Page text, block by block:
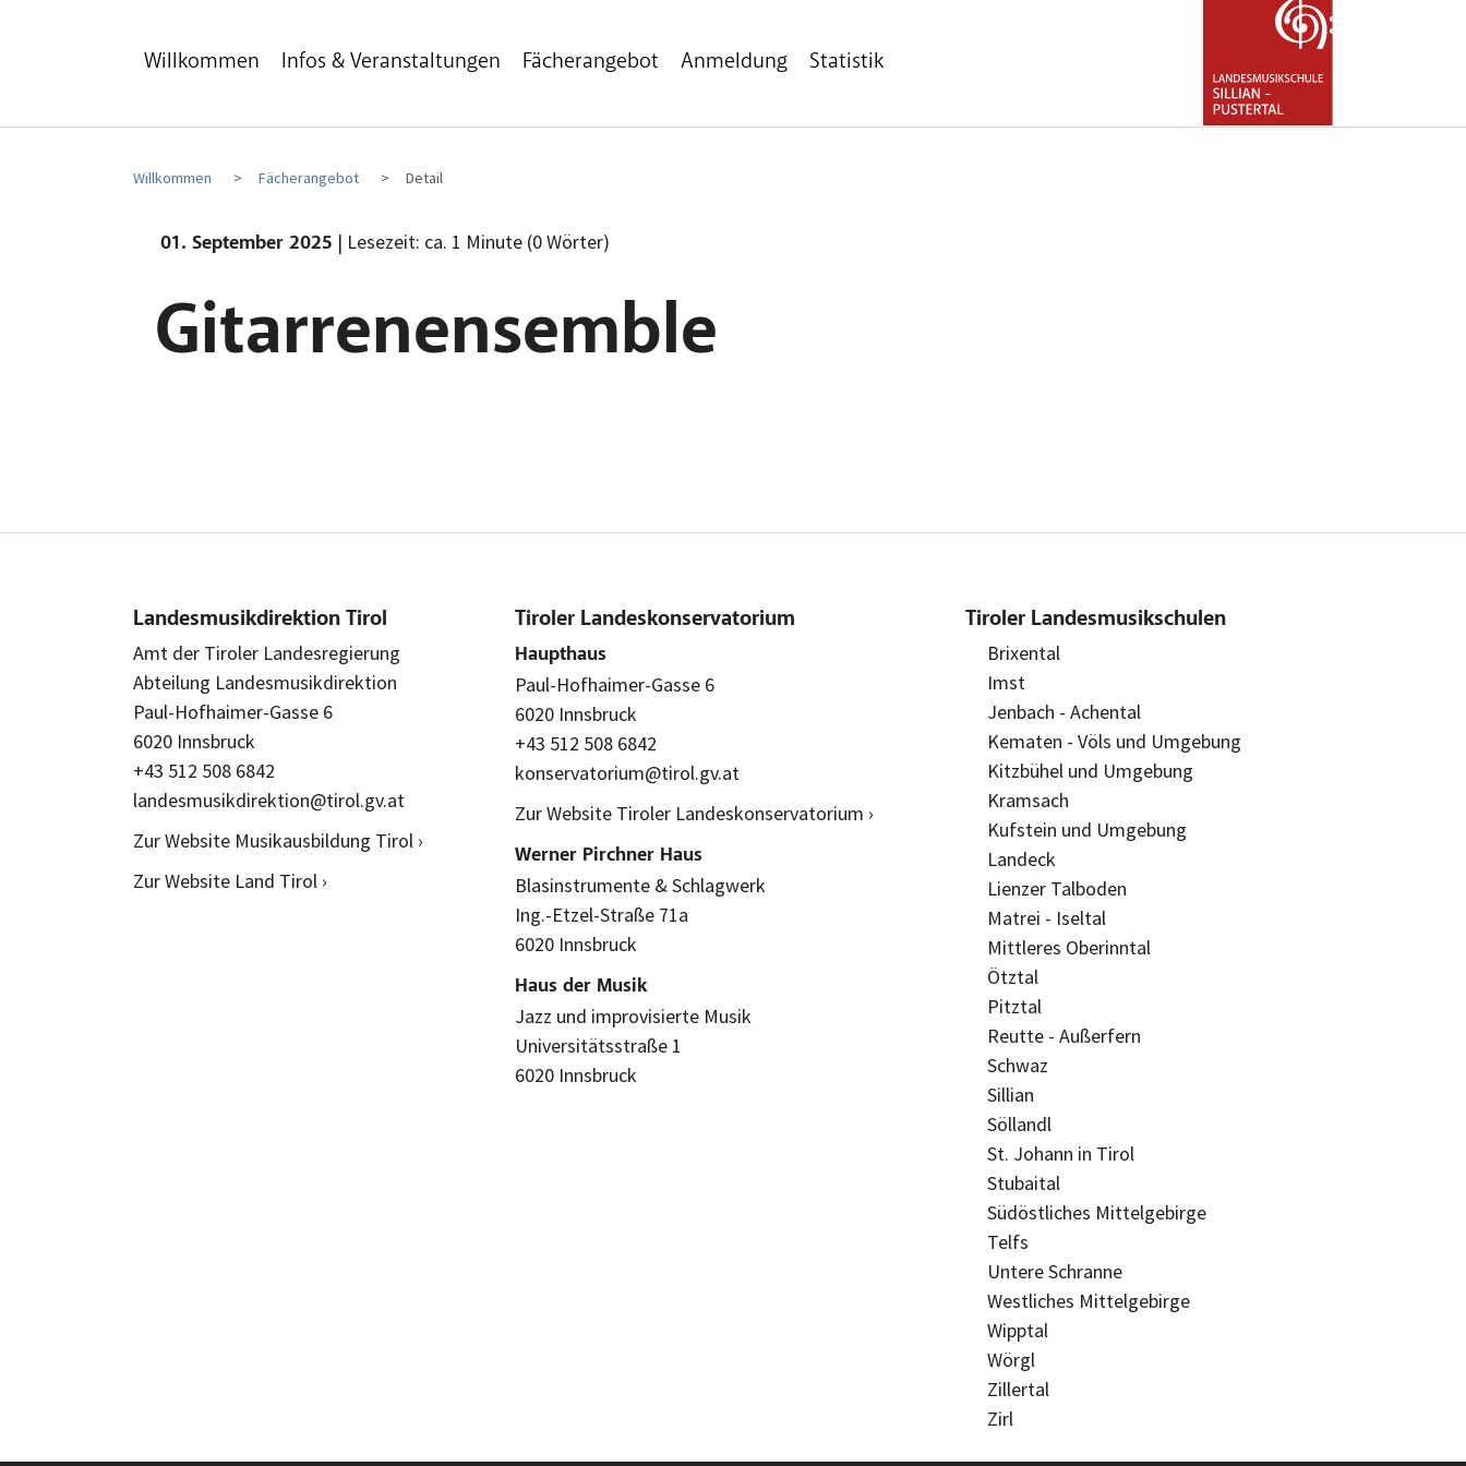
Willkommen Infos & Veranstaltungen Fächerangebot Anmeldung Statistik
Willkommen Fächerangebot Detail
01. September 2025 | Lesezeit: ca. 1 Minute (0 Wörter)
Gitarrenensemble
Landesmusikdirektion Tirol
Amt der Tiroler Landesregierung
Abteilung Landesmusikdirektion
Paul-Hofhaimer-Gasse 6
6020 Innsbruck
+43 512 508 6842
landesmusikdirektion@tirol.gv.at
Zur Website Musikausbildung Tirol ›
Zur Website Land Tirol ›
Tiroler Landeskonservatorium
Haupthaus
Paul-Hofhaimer-Gasse 6
6020 Innsbruck
+43 512 508 6842
konservatorium@tirol.gv.at
Zur Website Tiroler Landeskonservatorium ›
Werner Pirchner Haus
Blasinstrumente & Schlagwerk
Ing.-Etzel-Straße 71a
6020 Innsbruck
Haus der Musik
Jazz und improvisierte Musik
Universitätsstraße 1
6020 Innsbruck
Tiroler Landesmusikschulen
Brixental
Imst
Jenbach - Achental
Kematen - Völs und Umgebung
Kitzbühel und Umgebung
Kramsach
Kufstein und Umgebung
Landeck
Lienzer Talboden
Matrei - Iseltal
Mittleres Oberinntal
Ötztal
Pitztal
Reutte - Außerfern
Schwaz
Sillian
Söllandl
St. Johann in Tirol
Stubaital
Südöstliches Mittelgebirge
Telfs
Untere Schranne
Westliches Mittelgebirge
Wipptal
Wörgl
Zillertal
Zirl